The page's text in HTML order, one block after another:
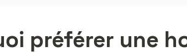
préférer une